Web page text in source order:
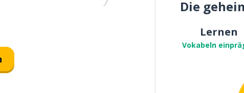
Büro
Die
Lernen
Vokabeln